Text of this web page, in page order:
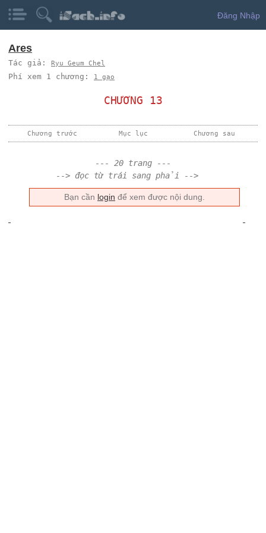
Đăng Nhập
Ares
Tác giả: Ryu Geum Chel
Phí xem 1 chương: 1 gạo
CHƯƠNG 13
Chương trước Mục lục Chương sau
--- 20 trang ---
--> đọc từ trái sang phải -->
Bạn cần login để xem được nội dung.